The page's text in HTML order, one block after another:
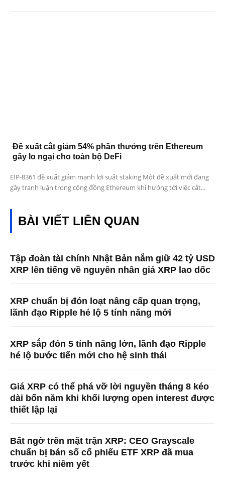
Đề xuất cắt giảm 54% phần thưởng trên Ethereum
gây lo ngại cho toàn bộ DeFi
EIP-8361 đề xuất giảm mạnh lợi suất staking Một đề xuất mới đang
gây tranh luận trong cộng đồng Ethereum khi hướng tới việc cắt...
BÀI VIẾT LIÊN QUAN
Tập đoàn tài chính Nhật Bản nắm giữ 42 tỷ USD
XRP lên tiếng về nguyên nhân giá XRP lao dốc
XRP chuẩn bị đón loạt nâng cấp quan trọng,
lãnh đạo Ripple hé lộ 5 tính năng mới
XRP sắp đón 5 tính năng lớn, lãnh đạo Ripple
hé lộ bước tiến mới cho hệ sinh thái
Giá XRP có thể phá vỡ lời nguyền tháng 8 kéo
dài bốn năm khi khối lượng open interest được
thiết lập lại
Bất ngờ trên mặt trận XRP: CEO Grayscale
chuẩn bị bán số cổ phiếu ETF XRP đã mua
trước khi niêm yết